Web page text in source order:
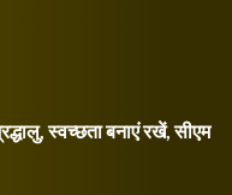
स्वच्छता बनाएं रखें, सीएम